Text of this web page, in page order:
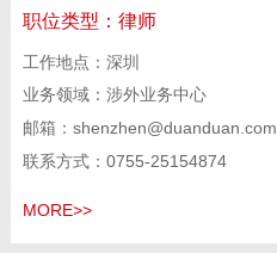
职位类型： 律师
工作地点：深圳
业务领域：涉外业务中心
邮箱：shenzhen@duanduan.com
联系方式：0755-25154874
MORE>>